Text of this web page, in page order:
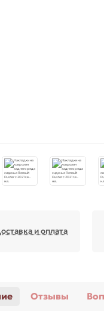
и оплата
Отзывы